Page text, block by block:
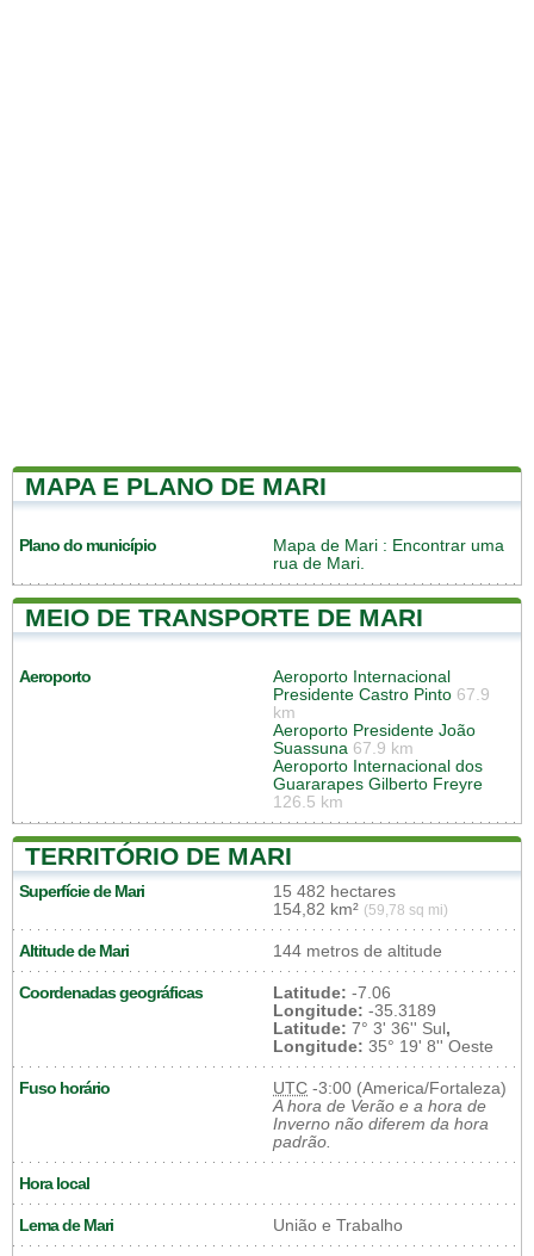
MAPA E PLANO DE MARI
Plano do município Mapa de Mari : Encontrar uma
rua de Mari.
MEIO DE TRANSPORTE DE MARI
Aeroporto
Aeroporto Internacional
Presidente Castro Pinto 67.9
km
Aeroporto Presidente João
Suassuna 67.9 km
Aeroporto Internacional dos
Guararapes Gilberto Freyre
126.5 km
TERRITÓRIO DE MARI
Superfície de Mari
15 482 hectares
154,82 km² (59,78 sq mi)
Altitude de Mari 144 metros de altitude
Coordenadas geográficas Latitude: -7.06
Longitude: -35.3189
Latitude: 7° 3' 36'' Sul,
Longitude: 35° 19' 8'' Oeste
Fuso horário UTC -3:00 (America/Fortaleza)
A hora de Verão e a hora de
Inverno não diferem da hora
padrão.
Hora local
Lema de Mari União e Trabalho